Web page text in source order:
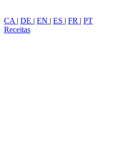
CA | DE | EN | ES | FR | PT
Receitas